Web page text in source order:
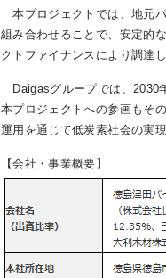
本プロジェクトでは、地元
組み合わせることで、安定的
クトファイナンスにより調達
Daigasグループでは、2030
本プロジェクトへの参画もそ
運用を通じて低炭素社会の実
【会社・事業概要】